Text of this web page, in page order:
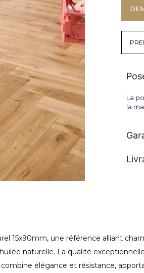
La
la
15x90mm, une référence alliant
naturelle. La qualité
élégance et résistance,